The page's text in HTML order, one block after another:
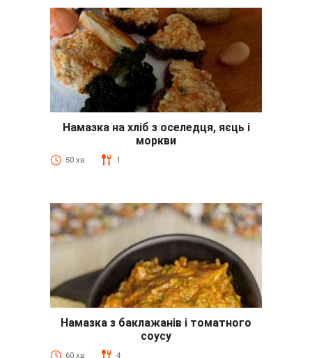
Намазка на хліб з оселедця, яєць і
моркви
50 хв 1
Намазка з баклажанів і томатного
соусу
60 хв 4